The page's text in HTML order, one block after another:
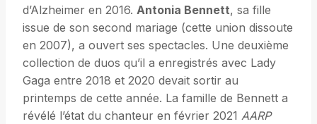
d’Alzheimer en 2016. Antonia Bennett, sa fille
issue de son second mariage (cette union dissoute
en 2007), a ouvert ses spectacles. Une deuxième
collection de duos qu’il a enregistrés avec Lady
Gaga entre 2018 et 2020 devait sortir au
printemps de cette année. La famille de Bennett a
révélé l’état du chanteur en février 2021 AARP